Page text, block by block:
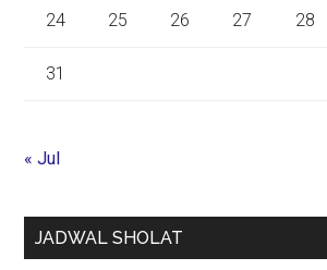
24 25 26 27 28
31
« Jul
JADWAL SHOLAT